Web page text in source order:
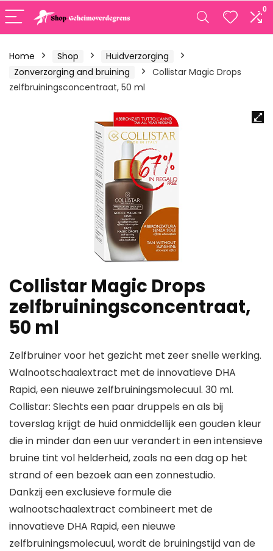
0
Home Shop
Huidverzorging
Zonverzorging and bruining
Collistar Magic Drops
zelfbruiningsconcentraat, 50 ml
Collistar Magic Drops
zelfbruiningsconcentraat,
50 ml
Zelfbruiner voor het gezicht met zeer snelle werking.
Walnootschaalextract met de innovatieve DHA
Rapid, een nieuwe zelfbruiningsmolecuul. 30 ml.
Collistar: Slechts een paar druppels en als bij
toverslag krijgt de huid onmiddellijk een gouden kleur
die in minder dan een uur verandert in een intensieve
bruine tint vol helderheid, zoals na een dag op het
strand of een bezoek aan een zonnestudio.
Dankzij een exclusieve formule die
walnootschaalextract combineert met de
innovatieve DHA Rapid, een nieuwe
zelfbruiningsmolecuul, wordt de bruiningstijd van de